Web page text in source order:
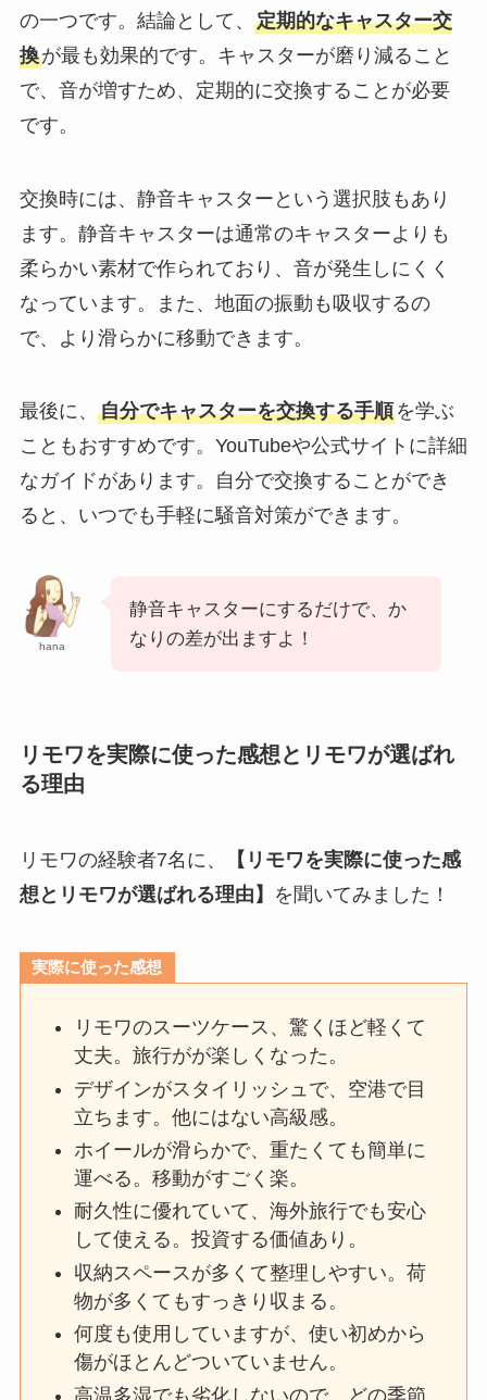
の一つです。結論として、 定期的なキャスター交
換が最も効果的です。キャスターが磨り減ること
で、音が増すため、定期的に交換することが必要
です。
交換時には、静音キャスターという選択肢もあり
ます。静音キャスターは通常のキャスターよりも
柔らかい素材で作られており、音が発生しにくく
なっています。また、地面の振動も吸収するの
で、より滑らかに移動できます。
最後に、 自分でキャスターを交換する手順を学ぶ
こともおすすめです。YouTubeや公式サイトに詳細
なガイドがあります。自分で交換することができ
ると、いつでも手軽に騒音対策ができます。
hana
静音キャスターにするだけで、か
なりの差が出ますよ！
リモワを実際に使った感想とリモワが選ばれ
る理由
リモワの経験者7名に、
【リモワを実際に使った感
想とリモワが選ばれる理由】
を聞いてみました！
実際に使った感想
リモワのスーツケース、驚くほど軽くて
丈夫。旅行がが楽しくなった。
デザインがスタイリッシュで、空港で目
立ちます。他にはない高級感。
ホイールが滑らかで、重たくても簡単に
運べる。移動がすごく楽。
耐久性に優れていて、海外旅行でも安心
して使える。投資する価値あり。
収納スペースが多くて整理しやすい。荷
物が多くてもすっきり収まる。
何度も使用していますが、使い初めから
傷がほとんどついていません。
高温多湿でも劣化しないので、どの季節